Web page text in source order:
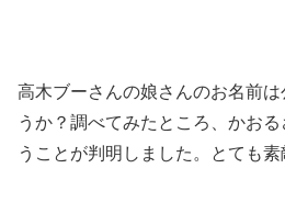
高木ブーさんの娘さんのお名前
うか？調べてみたところ、かお
うことが判明しました。とても素